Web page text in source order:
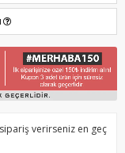
verirseniz en geç